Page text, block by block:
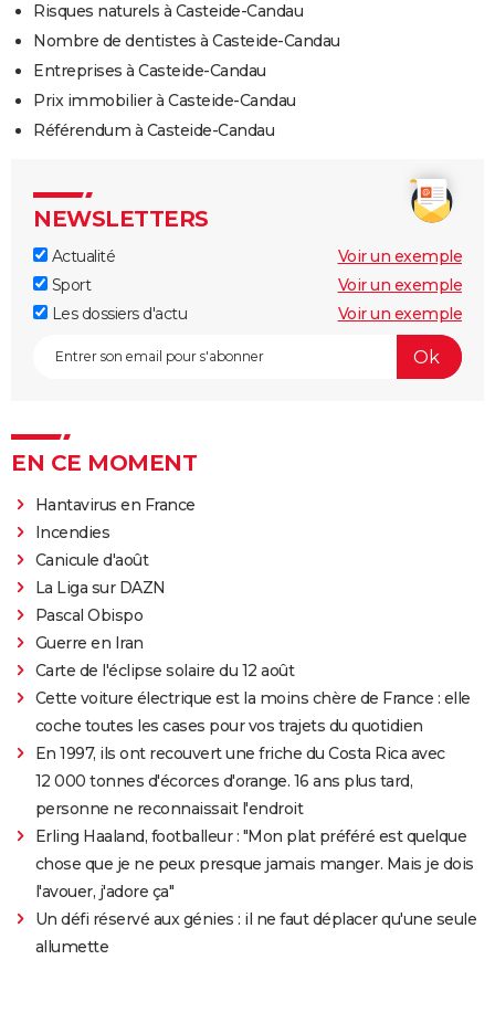
Risques naturels à Casteide-Candau
Nombre de dentistes à Casteide-Candau
Entreprises à Casteide-Candau
Prix immobilier à Casteide-Candau
Référendum à Casteide-Candau
NEWSLETTERS
Actualité
Voir un exemple
Sport
Voir un exemple
Les dossiers d'actu
Voir un exemple
EN CE MOMENT
Hantavirus en France
Incendies
Canicule d'août
La Liga sur DAZN
Pascal Obispo
Guerre en Iran
Carte de l'éclipse solaire du 12 août
Cette voiture électrique est la moins chère de France : elle
coche toutes les cases pour vos trajets du quotidien
En 1997, ils ont recouvert une friche du Costa Rica avec
12 000 tonnes d'écorces d'orange. 16 ans plus tard,
personne ne reconnaissait l'endroit
Erling Haaland, footballeur : "Mon plat préféré est quelque
chose que je ne peux presque jamais manger. Mais je dois
l'avouer, j'adore ça"
Un défi réservé aux génies : il ne faut déplacer qu'une seule
allumette